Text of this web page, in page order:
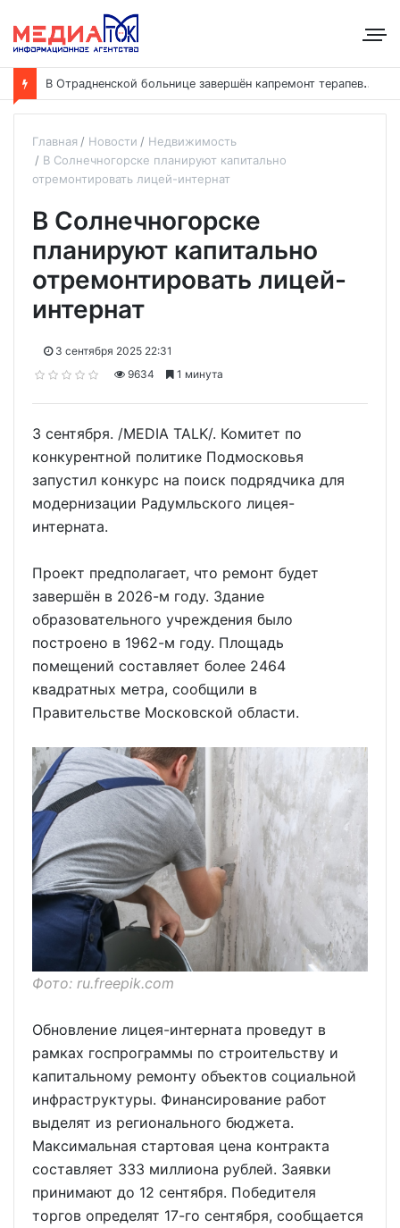
В
Отрадненской больнице завершён капремонт терапевтического корпуса
Главная Новости
Недвижимость
В Солнечногорске планируют капитально
отремонтировать лицей-интернат
В Солнечногорске
планируют капитально
отремонтировать лицей-
интернат
3 сентября 2025 22:31
9634
1 минута
3 сентября. /MEDIA TALK/. Комитет по
конкурентной политике Подмосковья
запустил конкурс на поиск подрядчика для
модернизации Радумльского лицея-
интерната.
Проект предполагает, что ремонт будет
завершён в 2026-м году. Здание
образовательного учреждения было
построено в 1962-м году. Площадь
помещений составляет более 2464
квадратных метра, сообщили в
Правительстве Московской области.
Фото: ru.freepik.com
Обновление лицея-интерната проведут в
рамках госпрограммы по строительству и
капитальному ремонту объектов социальной
инфраструктуры. Финансирование работ
выделят из регионального бюджета.
Максимальная стартовая цена контракта
составляет 333 миллиона рублей. Заявки
принимают до 12 сентября. Победителя
торгов определят 17-го сентября, сообщается